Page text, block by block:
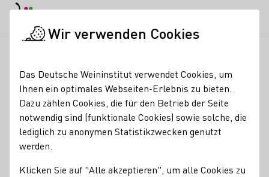
Weingut Schloss Janson
Vinothek Öffnungszeiten: Mittwoch - Samstag: 10 - 17 Uhr
Montag und Dienstag: nach Vereinbarung
Wir verwenden Cookies
Das Deutsche Weininstitut verwendet Cookies, um
Ihnen ein optimales Webseiten-Erlebnis zu bieten.
Dazu zählen Cookies, die für den Betrieb der Seite
notwendig sind (funktionale Cookies) sowie solche, die
lediglich zu anonymen Statistikzwecken genutzt
werden.
Klicken Sie auf "Alle akzeptieren", um alle Cookies zu